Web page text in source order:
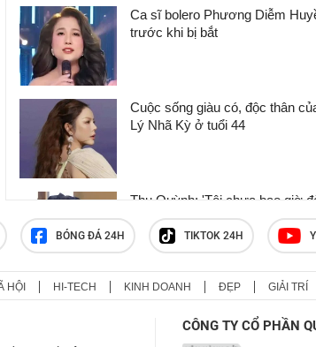
Ca sĩ bolero Phương Diễm
trước khi bị bắt
Cuộc sống giàu có, độc thân
Lý Nhã Kỳ ở tuổi 44
Thu Quỳnh: 'Tôi chưa bao giờ
hỏi chu cấp từ bố của hai con'
Đỗ Mỹ Linh và ông xã ra ở riêng,
BÓNG ĐÁ 24H TIKTOK 24H
HỘI HI-TECH KINH DOANH ĐẸP GIẢI TRÍ
CÔNG TY CỔ PHẦN